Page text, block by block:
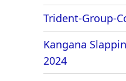
Trident-Group-
Kangana
2024